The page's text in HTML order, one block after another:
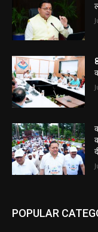
POPULAR